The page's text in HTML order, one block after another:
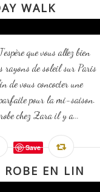
WALK
que vous allez bien
rayons de soleil sur Paris
de vous concocter une
pour la mi-saison.
chez Zara il y a...
Save
ROBE EN LIN